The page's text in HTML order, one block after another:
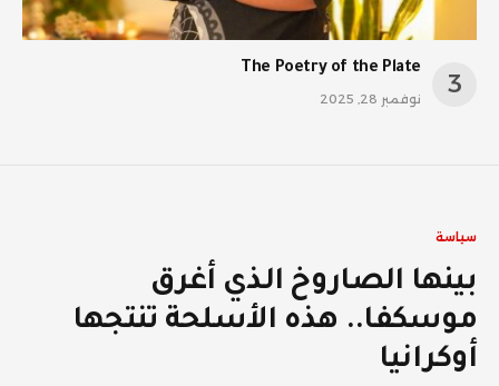
The Poetry of the Plate
نوفمبر 28, 2025
سياسة
بينها الصاروخ الذي أغرق
موسكفا.. هذه الأسلحة تنتجها
أوكرانيا